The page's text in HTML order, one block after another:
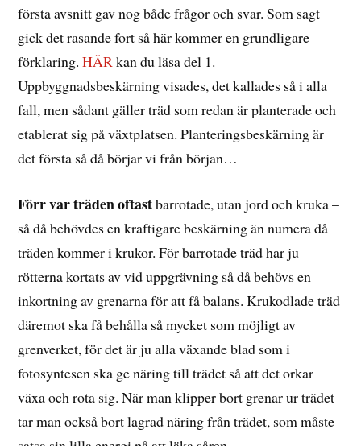
första avsnitt gav nog både frågor och svar. Som sagt
gick det rasande fort så här kommer en grundligare
förklaring.HÄRkan du läsa del 1.
Uppbyggnadsbeskärning visades, det kallades så i alla
fall, men sådant gäller träd som redan är planterade och
etablerat sig på växtplatsen. Planteringsbeskärning är
det första så då börjar vi från början…
Förr var träden oftastbarrotade, utan jord och kruka –
så då behövdes en kraftigare beskärning än numera då
träden kommer i krukor. För barrotade träd har ju
rötterna kortats av vid uppgrävning så då behövs en
inkortning av grenarna för att få balans. Krukodlade träd
däremot ska få behålla så mycket som möjligt av
grenverket, för det är ju alla växande blad som i
fotosyntesen ska ge näring till trädet så att det orkar
växa och rota sig. När man klipper bort grenar ur trädet
tar man också bort lagrad näring från trädet, som måste